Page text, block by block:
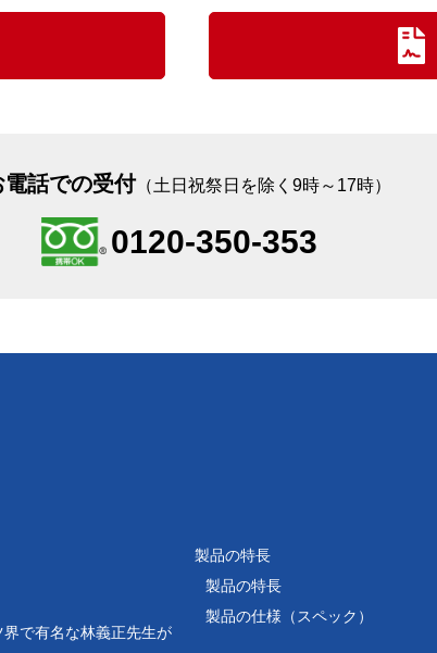
電話での受付（土日祝祭日を除く9時～17時）
0120-350-353
で有名な林義正先生が
製品の特長
製品の特長
製品の仕様（スペック）